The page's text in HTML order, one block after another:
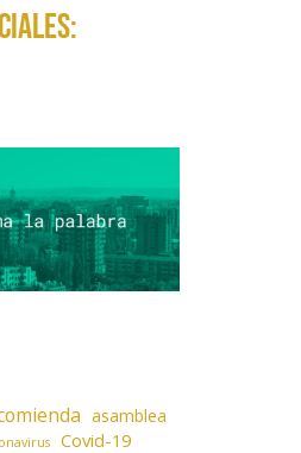
asamblea
Covid-19